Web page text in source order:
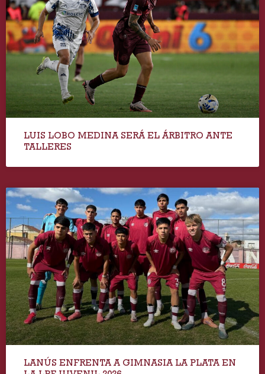
LUIS LOBO MEDINA SERÁ EL ÁRBITRO ANTE
TALLERES
LANÚS ENFRENTA A GIMNASIA LA PLATA EN